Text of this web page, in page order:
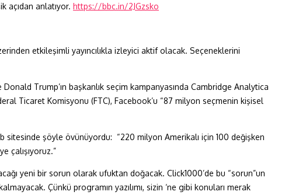
açıdan anlatıyor. https://bbc.in/2JGzsko
etkileşimli yayıncılıkla izleyici aktif olacak. Seçeneklerini
Trump’ın başkanlık seçim kampanyasında Cambridge Analytica
Ticaret Komisyonu (FTC), Facebook’u “87 milyon seçmenin kişisel
sitesinde şöyle övünüyordu: “220 milyon Amerikalı için 100 değişken
çalışıyoruz.”
yeni bir sorun olarak ufuktan doğacak. Click1000’de bu “sorun”un
Çünkü programın yazılımı, sizin ‘ne gibi konuları merak